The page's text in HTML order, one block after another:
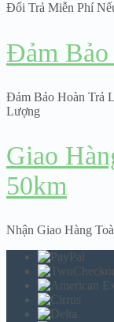
Đổi Trả Miễn Phí
Đảm
Đảm Bảo Hoàn Trả
Lượng
Giao
50km
Nhận Giao Hàng